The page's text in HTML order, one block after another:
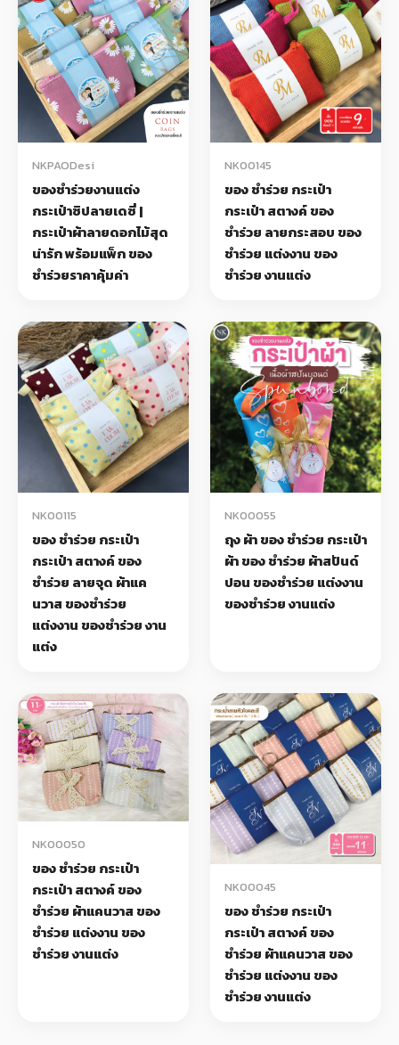
NKPAODesi
ของชำร่วยงานแต่ง
กระเป๋าซิปลายเดซี่ |
กระเป๋าผ้าลายดอกไม้สุด
น่ารัก พร้อมแพ็ก ของ
ชำร่วยราคาคุ้มค่า
NK00145
ของ ชำร่วย กระเป๋า
กระเป๋า สตางค์ ของ
ชำร่วย ลายกระสอบ ของ
ชำร่วย แต่งงาน ของ
ชำร่วย งานแต่ง
NK00115
ของ ชำร่วย กระเป๋า
กระเป๋า สตางค์ ของ
ชำร่วย ลายจุด ผ้าแค
นวาส ของชำร่วย
แต่งงาน ของชำร่วย งาน
แต่ง
NK00055
ถุง ผ้า ของ ชำร่วย กระเป๋า
ผ้า ของ ชำร่วย ผ้าสปันด์
ปอน ของชำร่วย แต่งงาน
ของชำร่วย งานแต่ง
NK00050
ของ ชำร่วย กระเป๋า
กระเป๋า สตางค์ ของ
ชำร่วย ผ้าแคนวาส ของ
ชำร่วย แต่งงาน ของ
ชำร่วย งานแต่ง
NK00045
ของ ชำร่วย กระเป๋า
กระเป๋า สตางค์ ของ
ชำร่วย ผ้าแคนวาส ของ
ชำร่วย แต่งงาน ของ
ชำร่วย งานแต่ง